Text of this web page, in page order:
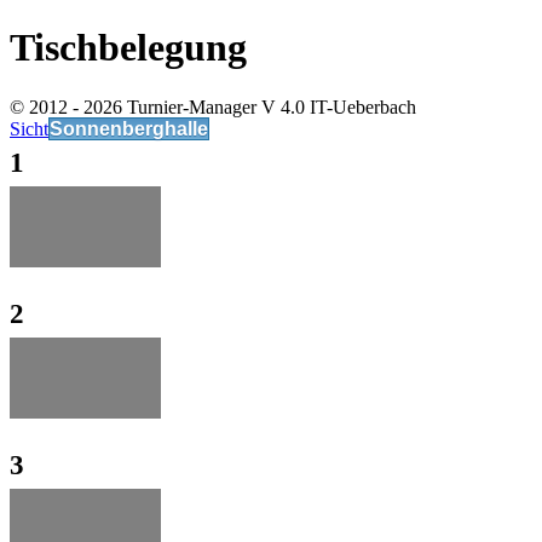
Tischbelegung
© 2012 - 2026 Turnier-Manager V 4.0 IT-Ueberbach
SichtSonnenberghalle
1
2
3